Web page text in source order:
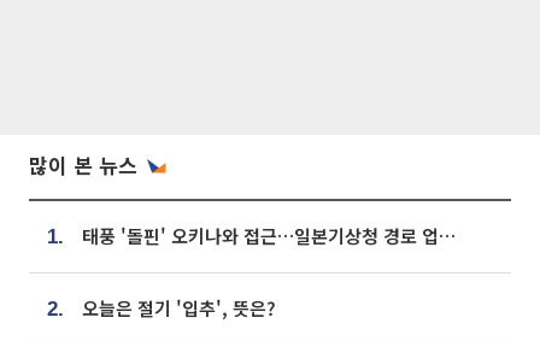
많이 본 뉴스
1. 태풍 '돌핀' 오키나와 접근…일본기상청 경로 업데이트
2. 오늘은 절기 '입추', 뜻은?